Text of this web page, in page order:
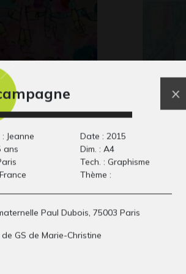
2 Eliot
Graphisme
Jeanne
ans
Date : 2015
Dim. : A4
Tech. : Graphisme
Thème :
Paul Dubois, 75003 Paris
GS de Marie-Christine